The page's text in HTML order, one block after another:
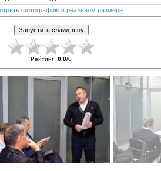
фотографию в реальном размере
Рейтинг: 0.0/0